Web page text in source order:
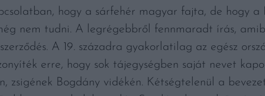
hogy a sárfehér magyar fajta, de hogy
nem tudni. A legrégebbről fennmaradt írás,
A 19. századra gyakorlatilag az egész
erre, hogy sok tájegységben saját nevet
zsigének Bogdány vidékén. Kétségtelenül a